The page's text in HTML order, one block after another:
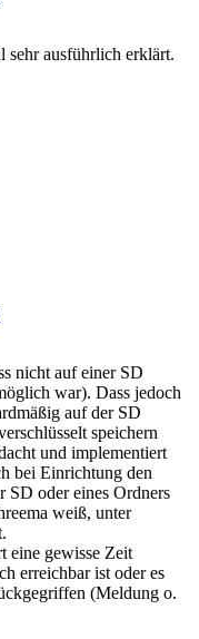
sehr ausführlich erklärt.
nicht auf einer SD
war). Dass jedoch
auf der SD
speichern
und implementiert
bei Einrichtung den
SD oder eines Ordners
weiß, unter
eine gewisse Zeit
erreichbar ist oder es
(Meldung o.